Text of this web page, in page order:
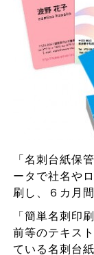
「名刺台紙保
ータで社名や
刷し、６カ月
「簡単名刺印
前等のテキス
ている名刺台